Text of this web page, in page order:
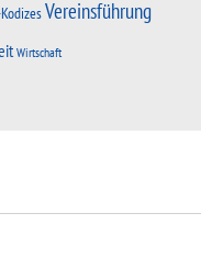
Vereinsführung
Wirtschaft